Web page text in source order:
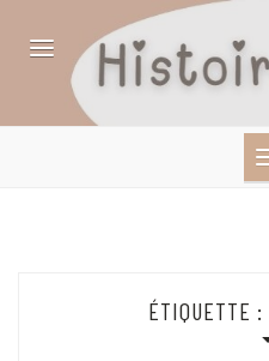
ÉTIQUETTE :